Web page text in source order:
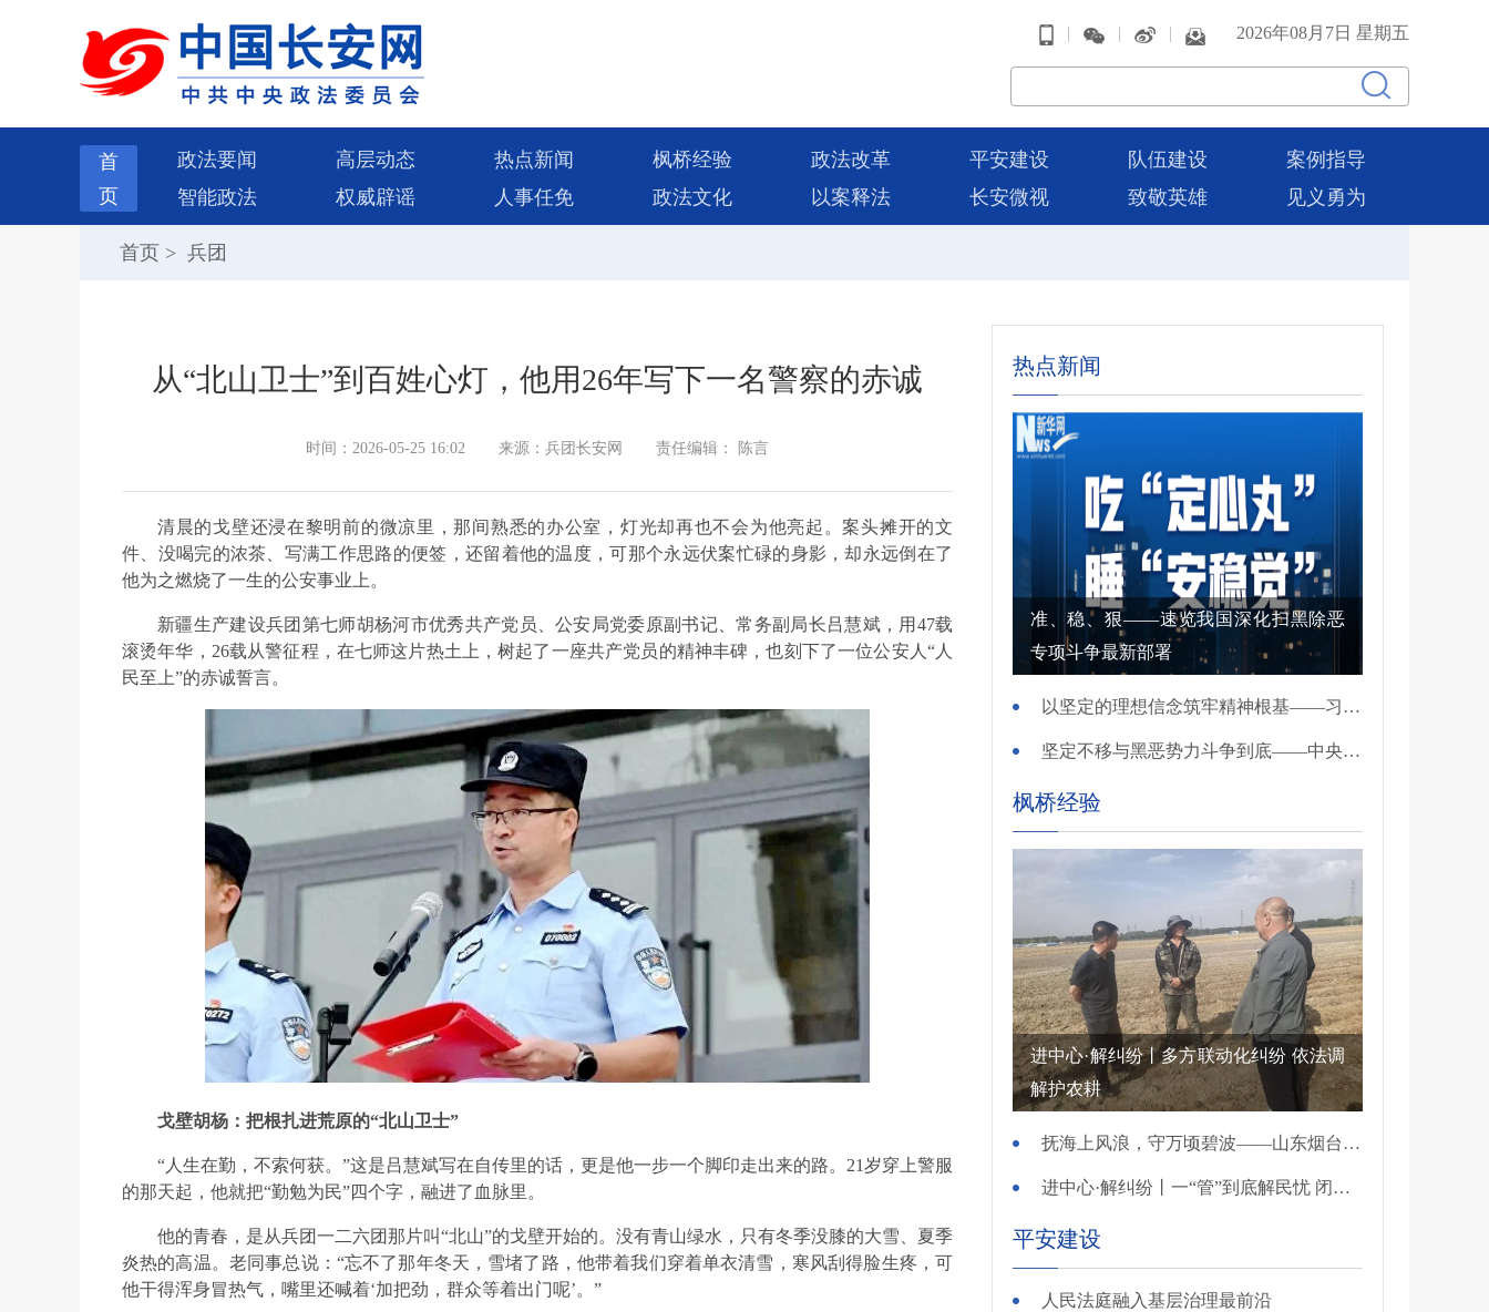
| | | 2026年08月7日 星期五
首
页
政法要闻 高层动态 热点新闻 枫桥经验 政法改革 平安建设 队伍建设
案例指导
智能政法
权威辟谣 人事任免 政法文化 以案释法 长安微视 致敬英雄 见义勇为
首页 > 兵团
从“北山卫士”到百姓心灯，他用26年写下一名警察的赤诚
时间：2026-05-25 16:02 来源：兵团长安网 责任编辑： 陈言
清晨的戈壁还浸在黎明前的微凉里，那间熟悉的办公室，灯光却再也不会为他亮起。案头摊开的文
件、没喝完的浓茶、写满工作思路的便签，还留着他的温度，可那个永远伏案忙碌的身影，却永远倒在了
他为之燃烧了一生的公安事业上。
新疆生产建设兵团第七师胡杨河市优秀共产党员、公安局党委原副书记、常务副局长吕慧斌，用47载
滚烫年华，26载从警征程，在七师这片热土上，树起了一座共产党员的精神丰碑，也刻下了一位公安人“人
民至上”的赤诚誓言。
戈壁胡杨：把根扎进荒原的“北山卫士”
“人生在勤，不索何获。”这是吕慧斌写在自传里的话，更是他一步一个脚印走出来的路。21岁穿上警服
的那天起，他就把“勤勉为民”四个字，融进了血脉里。
他的青春，是从兵团一二六团那片叫“北山”的戈壁开始的。没有青山绿水，只有冬季没膝的大雪、夏季
炎热的高温。老同事总说：“忘不了那年冬天，雪堵了路，他带着我们穿着单衣清雪，寒风刮得脸生疼，可
他干得浑身冒热气，嘴里还喊着‘加把劲，群众等着出门呢’。”
热点新闻
准、稳、狠——速览我国深化扫黑除恶
专项斗争最新部署
以坚定的理想信念筑牢精神根基——习近平党建思想理论品格系列述评之一
坚定不移与黑恶势力斗争到底——中央政法委负责同志就开展深化扫黑除恶专项斗争有关问题答记者问
枫桥经验
进中心·解纠纷丨多方联动化纠纷 依法调
解护农耕
抚海上风浪，守万顷碧波——山东烟台把矛盾化解在微澜未起时
进中心·解纠纷丨一“管”到底解民忧 闭环调处化纠纷
平安建设
人民法庭融入基层治理最前沿